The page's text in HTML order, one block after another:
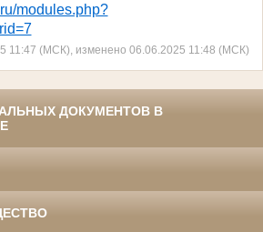
modules.php?
11:47 (МСК), изменено 06.06.2025 11:48 (МСК)
ДОКУМЕНТОВ В